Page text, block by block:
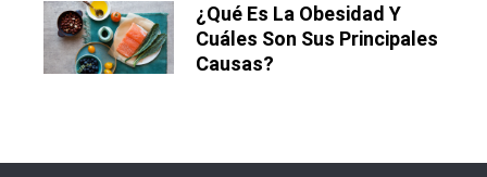
¿Qué Es La Obesidad Y
Cuáles Son Sus Principales
Causas?